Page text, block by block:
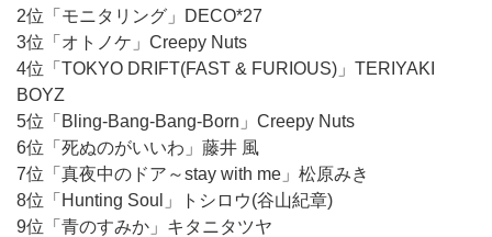
2位「モニタリング」DECO*27
3位「オトノケ」Creepy Nuts
4位「TOKYO DRIFT(FAST & FURIOUS)」TERIYAKI
BOYZ
5位「Bling-Bang-Bang-Born」Creepy Nuts
6位「死ぬのがいいわ」藤井 風
7位「真夜中のドア～stay with me」松原みき
8位「Hunting Soul」トシロウ(谷山紀章)
9位「青のすみか」キタニタツヤ